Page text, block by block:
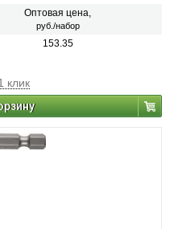
Оптовая цена,
руб./набор
153.35
клик